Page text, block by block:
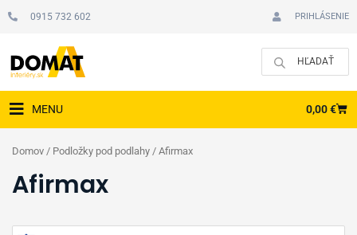
0915 732 602 PRIHLÁSENIE
MENU 0,00€
Domov / Podložky pod podlahy / Afirmax
Afirmax